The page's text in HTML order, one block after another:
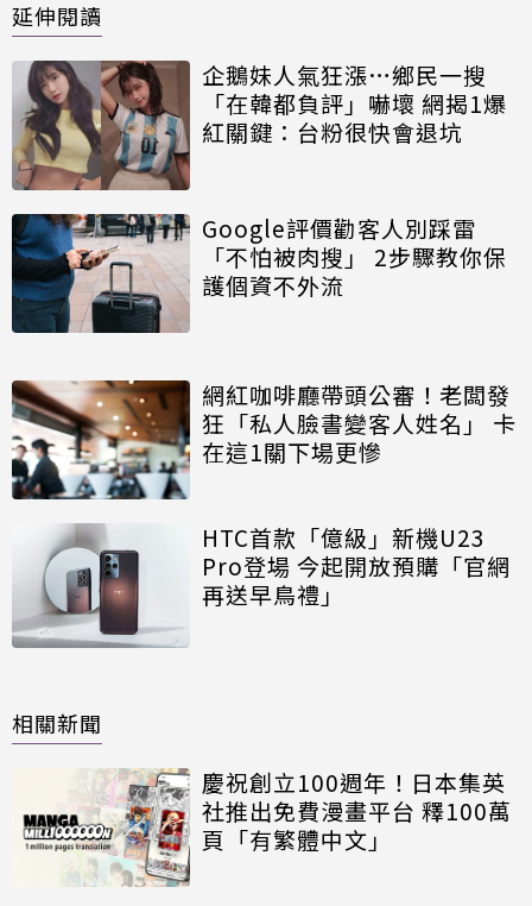
延伸閱讀
企鵝妹人氣狂漲…鄉民一搜
「在韓都負評」嚇壞 網揭1爆
紅關鍵：台粉很快會退坑
Google評價勸客人別踩雷
「不怕被肉搜」 2步驟教你保
護個資不外流
網紅咖啡廳帶頭公審！老闆發
狂「私人臉書變客人姓名」 卡
在這1關下場更慘
HTC首款「億級」新機U23
Pro登場 今起開放預購「官網
再送早鳥禮」
相關新聞
慶祝創立100週年！日本集英
社推出免費漫畫平台 釋100萬
頁「有繁體中文」